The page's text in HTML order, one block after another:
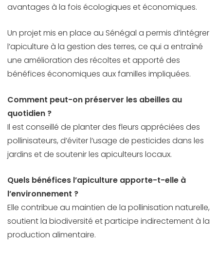
avantages à la fois écologiques et économiques.
Un projet mis en place au Sénégal a permis d’intégrer
l’apiculture à la gestion des terres, ce qui a entraîné
une amélioration des récoltes et apporté des
bénéfices économiques aux familles impliquées.
Comment peut-on préserver les abeilles au
quotidien ?
Il est conseillé de planter des fleurs appréciées des
pollinisateurs, d’éviter l’usage de pesticides dans les
jardins et de soutenir les apiculteurs locaux.
Quels bénéfices l’apiculture apporte-t-elle à
l’environnement ?
Elle contribue au maintien de la pollinisation naturelle,
soutient la biodiversité et participe indirectement à la
production alimentaire.